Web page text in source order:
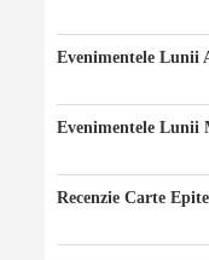
Evenimentele Lunii
Evenimentele Lunii
Recenzie Carte